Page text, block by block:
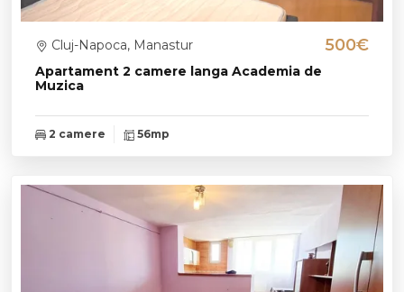
Apartament 2 camere langa Academia de
Muzica
Cluj-Napoca, Manastur 500€
2 camere 56mp